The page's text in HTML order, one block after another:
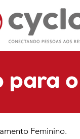
para
Feminino.